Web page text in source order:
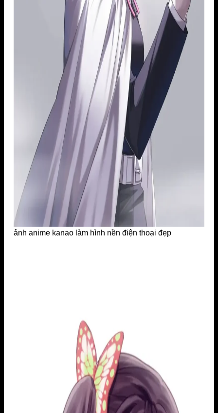
ảnh anime kanao làm hình nền điện thoại đẹp